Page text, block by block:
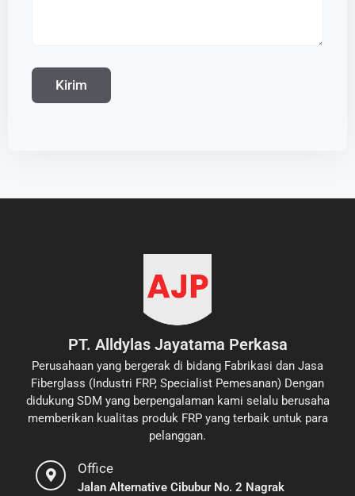
PT. Alldylas Jayatama Perkasa
Perusahaan yang bergerak di bidang Fabrikasi dan Jasa
Fiberglass (Industri FRP, Specialist Pemesanan) Dengan
didukung SDM yang berpengalaman kami selalu berusaha
memberikan kualitas produk FRP yang terbaik untuk para
pelanggan.
Office
Jalan Alternative Cibubur No. 2 Nagrak